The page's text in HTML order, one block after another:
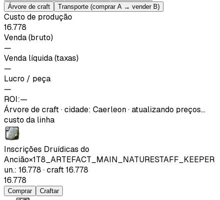
Árvore de craft
Transporte (comprar A → vender B)
Custo de produção
16.778
Venda (bruto)
—
Venda líquida (taxas)
—
Lucro / peça
—
ROI:—
Árvore de craft·cidade: Caerleon· atualizando preços…
custo da linha
Inscrições Druídicas do
Ancião×1T8_ARTEFACT_MAIN_NATURESTAFF_KEEPER
un.: 16.778 ·craft16.778
16.778
Comprar Craftar